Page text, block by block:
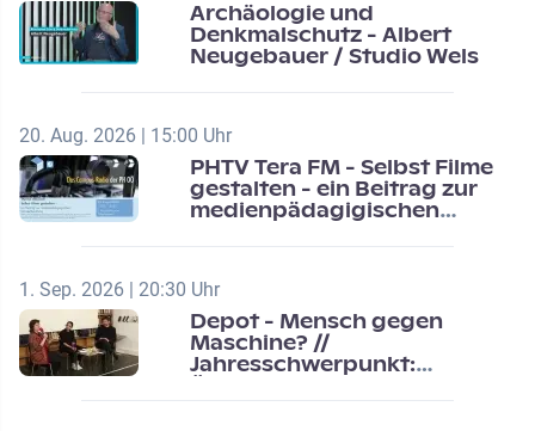
Archäologie und
Denkmalschutz - Albert
Neugebauer / Studio Wels
20. Aug. 2026 | 15:00 Uhr
PHTV Tera FM - Selbst Filme
gestalten - ein Beitrag zur
medienpädagigischen
1. Sep. 2026 | 20:30 Uhr
Depot - Mensch gegen
Maschine? //
Jahresschwerpunkt: